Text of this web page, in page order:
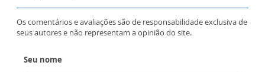
Os comentários e avaliações são de responsabilidade exclusiva de
seus autores e não representam a opinião do site.
Seu nome